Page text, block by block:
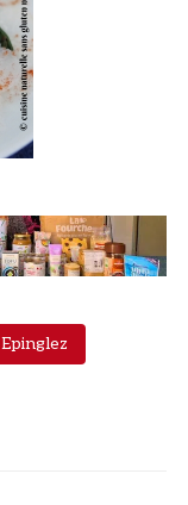
Epinglez